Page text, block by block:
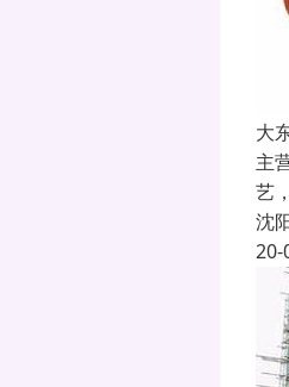
大
主
艺
沈
20-